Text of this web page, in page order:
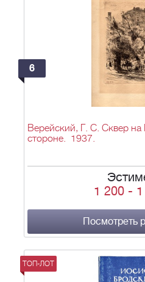
6
Верейский, Г. С. Сквер на
стороне. 1937.
1 200 -
Посмотреть
ТОП-ЛОТ